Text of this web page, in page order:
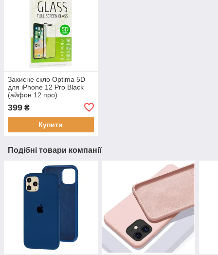
Захисне скло Optima 5D
для iPhone 12 Pro Black
(айфон 12 про)
399 ₴
Купити
Подібні товари компанії